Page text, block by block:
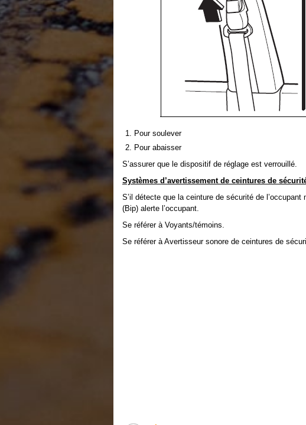
Pour soulever
Pour abaisser
S’assurer que le dispositif de réglage est verrouillé.
Systèmes d’avertissement de ceintures de
S’il détecte que la ceinture de sécurité de
(Bip) alerte l’occupant.
Se référer à Voyants/témoins.
Se référer à Avertisseur sonore de ceintures de